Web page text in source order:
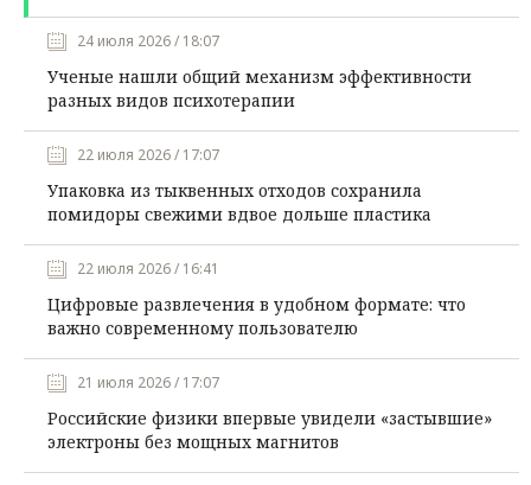
24 июля 2026 / 18:07
Ученые нашли общий механизм эффективности
разных видов психотерапии
22 июля 2026 / 17:07
Упаковка из тыквенных отходов сохранила
помидоры свежими вдвое дольше пластика
22 июля 2026 / 16:41
Цифровые развлечения в удобном формате: что
важно современному пользователю
21 июля 2026 / 17:07
Российские физики впервые увидели «застывшие»
электроны без мощных магнитов